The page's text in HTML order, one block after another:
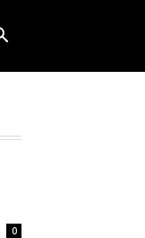
0